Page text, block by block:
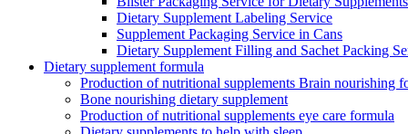
Dietary Supplement Labeling Service
Supplement Packaging Service in Cans
Dietary Supplement Filling and Sachet Packing
Dietary supplement formula
Production of nutritional supplements Brain nourishing
Bone nourishing dietary supplement
Production of nutritional supplements eye care formula